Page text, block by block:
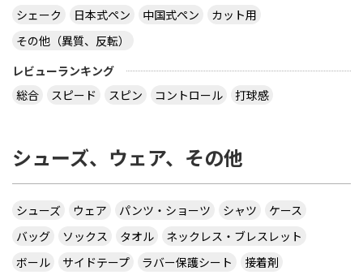
シェーク
日本式ペン 中国式ペン
カット用
その他（異質、反転）
レビューランキング
総合
スピード スピン コントロール 打球感
シューズ、ウェア、その他
シューズ ウェア パンツ・ショーツ シャツ
ケース
バッグ
ソックス タオル
ネックレス・ブレスレット
ボール
サイドテープ ラバー保護シート
接着剤